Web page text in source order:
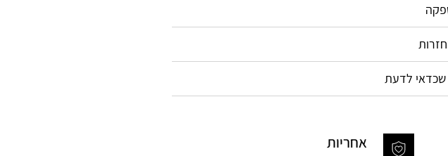
שכדאי לדעת
אחריות